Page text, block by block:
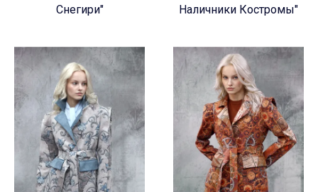
Снегири"
Наличники Костромы"